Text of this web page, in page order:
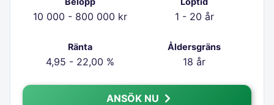
10 000 - 800 000 kr 1 - 20 år
Ränta
4,95 - 22,00 %
Åldersgräns
18 år
ANSÖK NU